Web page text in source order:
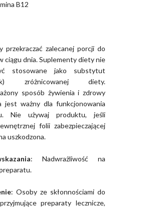
B12
przekraczać zalecanej porcji do
ciągu dnia. Suplementy diety nie
stosowane jako substytut
zróżnicowanej diety.
sposób żywienia i zdrowy
jest ważny dla funkcjonowania
Nie używaj produktu, jeśli
folii zabezpieczającej
uszkodzona.
: Nadwrażliwość na
: Osoby ze skłonnościami do
preparaty lecznicze,